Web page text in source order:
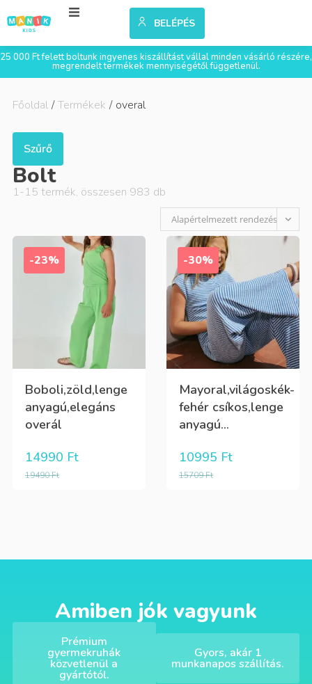
BELÉPÉS
25 000 Ft felett boltunk ingyenes kiszállítást vállal minden vásárló részére,
megrendelt termékek mennyiségétől függetlenül.
Főoldal / Termékek / overal
Szűrő
Bolt
1-15 termék, összesen 983 db
Alapértelmezett rendezés
-23%
Boboli,zöld,lenge
anyagú,elegáns
overál
19490Ft
14990 Ft
-30%
Mayoral,világoskék-
fehér csíkos,lenge
anyagú...
15709Ft
10995 Ft
Amiben jók vagyunk
Prémium
gyermekruhák
közvetlenül a
gyártótól.
Gyors, akár 1
munkanapos szállítás.